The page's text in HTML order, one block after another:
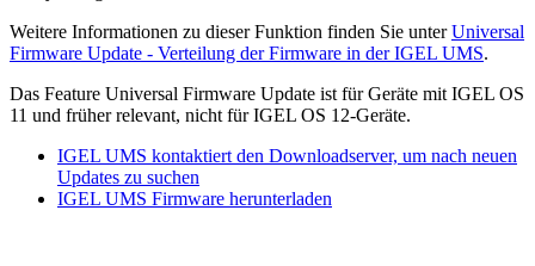
Weitere Informationen zu dieser Funktion finden Sie unterUniversal
Firmware Update - Verteilung der Firmware in der IGEL UMS.
Das Feature Universal Firmware Update ist für Geräte mit IGEL OS
11 und früher relevant, nicht für IGEL OS 12-Geräte.
IGEL UMS kontaktiert den Downloadserver, um nach neuen
Updates zu suchen
IGEL UMS Firmware herunterladen